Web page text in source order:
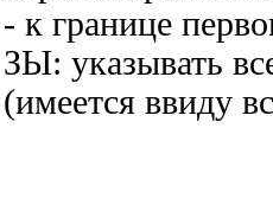
- к границе
ЗЫ: указывать
(имеется ввиду